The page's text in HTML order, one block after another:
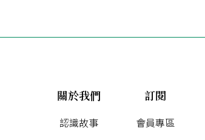
關於我們
認識故事
訂閱
會員專區